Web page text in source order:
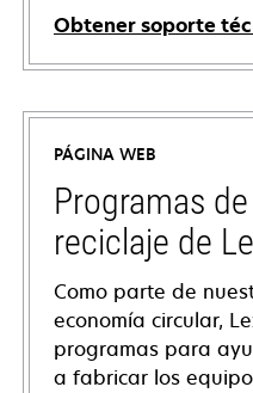
Obtener soporte
opens
in
new
tab
PÁGINA WEB
Programas
reciclaje de
Como parte de
economía circular,
programas para
a fabricar los